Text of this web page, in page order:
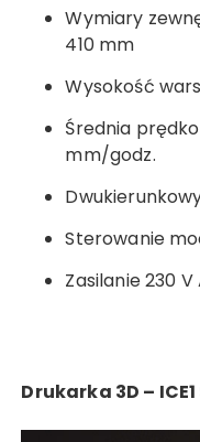
Wymiary
410 mm
Wysokość
Średnia
mm/godz.
Sterowanie
Zasilanie 230
Drukarka 3D – ICE1